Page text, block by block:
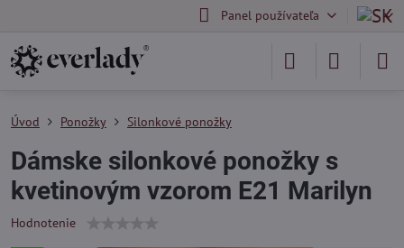
Panel používateľa
Úvod Ponožky Silonkové ponožky
Dámske silonkové ponožky s
kvetinovým vzorom E21 Marilyn
Hodnotenie